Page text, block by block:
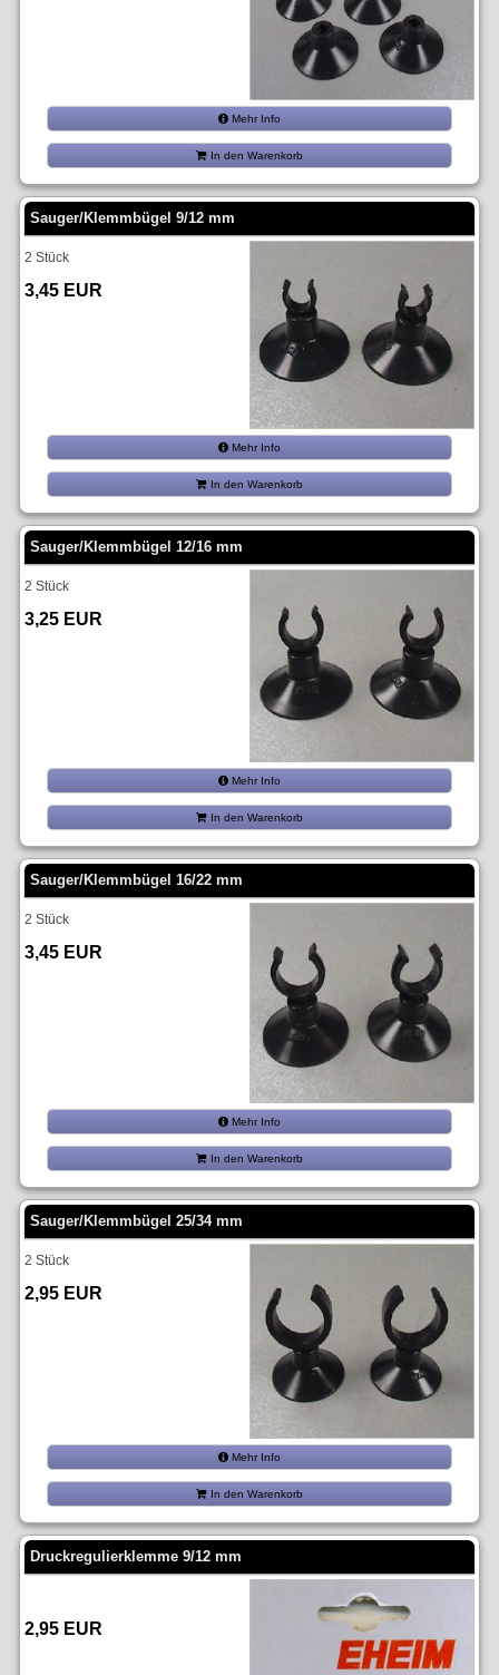
Mehr Info
In den Warenkorb
Sauger/Klemmbügel 9/12 mm
2 Stück
3,45 EUR
Mehr Info
In den Warenkorb
Sauger/Klemmbügel 12/16 mm
2 Stück
3,25 EUR
Mehr Info
In den Warenkorb
Sauger/Klemmbügel 16/22 mm
2 Stück
3,45 EUR
Mehr Info
In den Warenkorb
Sauger/Klemmbügel 25/34 mm
2 Stück
2,95 EUR
Mehr Info
In den Warenkorb
Druckregulierklemme 9/12 mm
2,95 EUR